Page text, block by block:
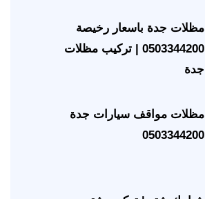
مظلات جدة باسعار رخيصة
0503344200 | تركيب مظلات
جدة
مظلات مواقف سيارات جدة
0503344200